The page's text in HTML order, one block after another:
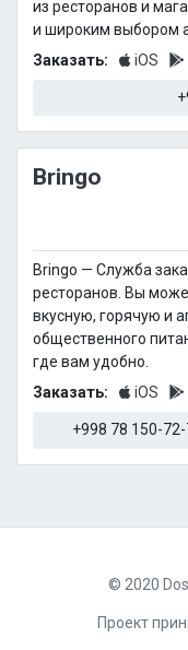
из ресторанов и
и широким выбором
Заказать:
iOS
Bringo
Bringo — Cлужба
ресторанов. Вы
вкусную, горячую и
общественного
где вам удобно.
Заказать:
iOS
+998 78 150-
© 2020
Проект